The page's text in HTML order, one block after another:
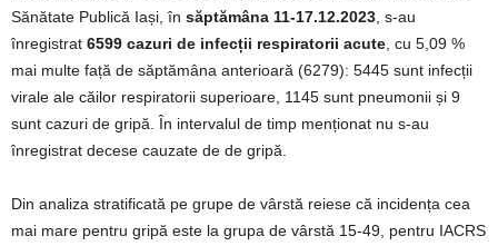
Sănătate Publică Iași, în săptămâna 11-17.12.2023 , s-au
înregistrat 6599 cazuri de infecții respiratorii acute , cu 5,09 %
mai multe față de săptămâna anterioară (6279): 5445 sunt infecții
virale ale căilor respiratorii superioare, 1145 sunt pneumonii și 9
sunt cazuri de gripă. În intervalul de timp menționat nu s-au
înregistrat decese cauzate de de gripă.
Din analiza stratificată pe grupe de vârstă reiese că incidența cea
mai mare pentru gripă este la grupa de vârstă 15-49, pentru IACRS